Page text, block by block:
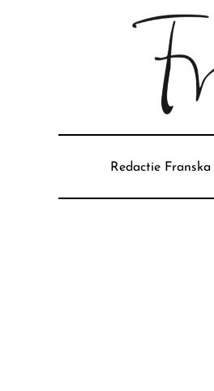
Redactie Franska